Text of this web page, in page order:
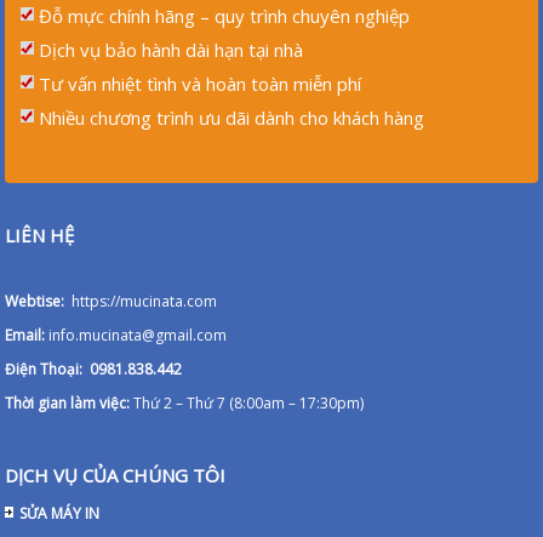
Đỗ mực chính hãng – quy trình chuyên nghiệp
Dịch vụ bảo hành dài hạn tại nhà
Tư vấn nhiệt tình và hoàn toàn miễn phí
Nhiều chương trình ưu dãi dành cho khách hàng
LIÊN HỆ
Webtise: https://mucinata.com
Email: info.mucinata@gmail.com
Điện Thoại: 0981.838.442
Thời gian làm việc:Thứ 2 – Thứ 7 (8:00am – 17:30pm)
DỊCH VỤ CỦA CHÚNG TÔI
SỬA MÁY IN